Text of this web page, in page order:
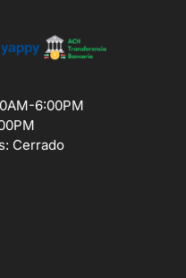
6:00PM
Cerrado